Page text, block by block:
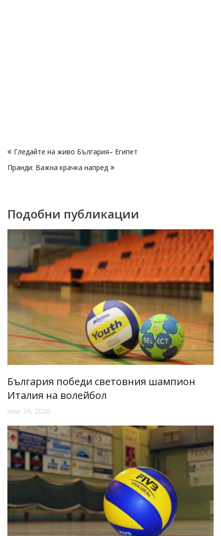
Гледайте на живо България– Египет
Пранди: Важна крачка напред
Подобни публикации
България победи световния шампион
Италия на волейбол
юни 24, 2026